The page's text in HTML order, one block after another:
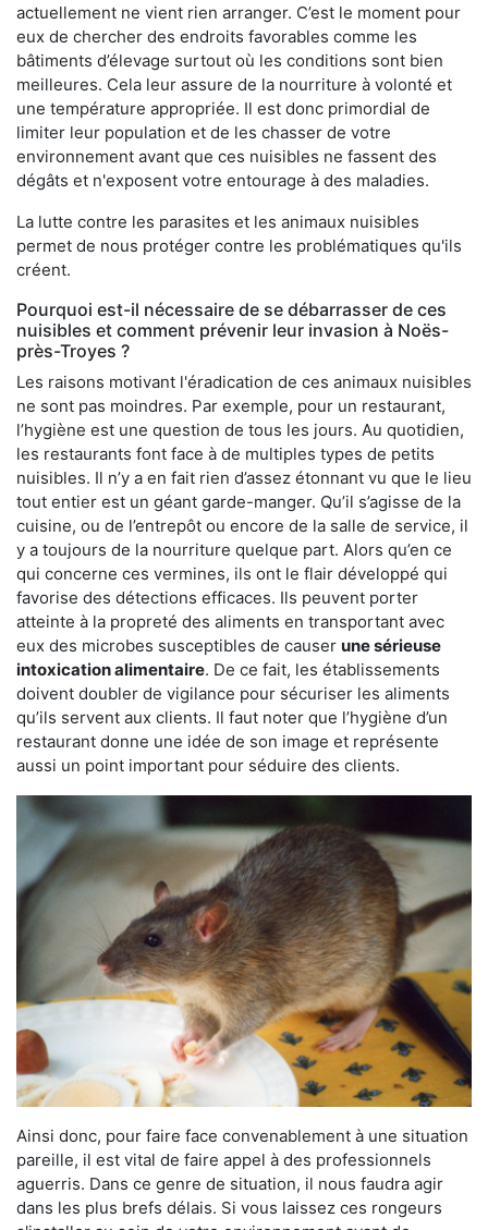
actuellement ne vient rien arranger. C’est le moment pour
eux de chercher des endroits favorables comme les
bâtiments d’élevage surtout où les conditions sont bien
meilleures. Cela leur assure de la nourriture à volonté et
une température appropriée. Il est donc primordial de
limiter leur population et de les chasser de votre
environnement avant que ces nuisibles ne fassent des
dégâts et n'exposent votre entourage à des maladies.
La lutte contre les parasites et les animaux nuisibles
permet de nous protéger contre les problématiques qu'ils
créent.
Pourquoi est-il nécessaire de se débarrasser de ces
nuisibles et comment prévenir leur invasion à Noës-
près-Troyes ?
Les raisons motivant l'éradication de ces animaux nuisibles
ne sont pas moindres. Par exemple, pour un restaurant,
l’hygiène est une question de tous les jours. Au quotidien,
les restaurants font face à de multiples types de petits
nuisibles. Il n’y a en fait rien d’assez étonnant vu que le lieu
tout entier est un géant garde-manger. Qu’il s’agisse de la
cuisine, ou de l’entrepôt ou encore de la salle de service, il
y a toujours de la nourriture quelque part. Alors qu’en ce
qui concerne ces vermines, ils ont le flair développé qui
favorise des détections efficaces. Ils peuvent porter
atteinte à la propreté des aliments en transportant avec
eux des microbes susceptibles de causer une sérieuse
intoxication alimentaire. De ce fait, les établissements
doivent doubler de vigilance pour sécuriser les aliments
qu’ils servent aux clients. Il faut noter que l’hygiène d’un
restaurant donne une idée de son image et représente
aussi un point important pour séduire des clients.
Ainsi donc, pour faire face convenablement à une situation
pareille, il est vital de faire appel à des professionnels
aguerris. Dans ce genre de situation, il nous faudra agir
dans les plus brefs délais. Si vous laissez ces rongeurs